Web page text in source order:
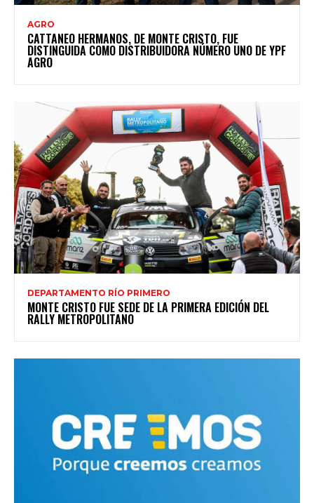
AGRO
CATTANEO HERMANOS, DE MONTE CRISTO, FUE
DISTINGUIDA COMO DISTRIBUIDORA NÚMERO UNO DE YPF
AGRO
DEPARTAMENTO RÍO PRIMERO
MONTE CRISTO FUE SEDE DE LA PRIMERA EDICIÓN DEL
RALLY METROPOLITANO